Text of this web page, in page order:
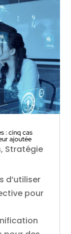
: cinq cas
ajoutée
, Stratégie
d’utiliser
pour